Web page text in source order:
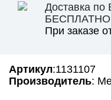
Доставка по
БЕСПЛАТНО
При заказе
Артикул:1131107
Производитель: